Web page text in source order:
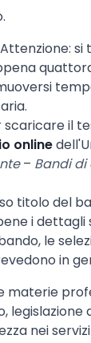
il
online
– Bandi di
titolo del
i
le
in
materie
legislazione
nei